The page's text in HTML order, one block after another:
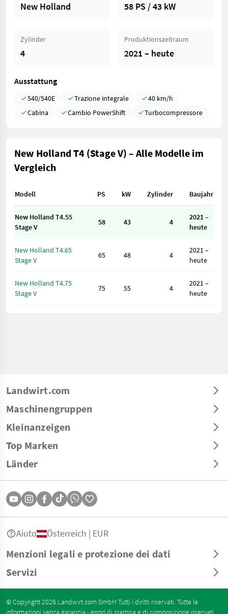
New Holland 58 PS / 43 kW
Zylinder
4
Produktionszeitraum
2021 – heute
Ausstattung
540/540E Trazione integrale
40 km/h
Cabina
Cambio PowerShift Turbocompressore
New Holland T4 (Stage V) – Alle Modelle im
Vergleich
Modell PS kW Zylinder Baujahr
New Holland T4.55
Stage V
58 43 4
2021 –
heute
New Holland T4.65
Stage V
65 48 4
2021 –
heute
New Holland T4.75
Stage V
75 55 4
2021 –
heute
Landwirt.com
Maschinengruppen
Kleinanzeigen
Top Marken
Länder
Menzioni legali e protezione dei dati
Servizi
Aiuto Österreich | EUR
© Copyright 2026 Landwirt.com GmbH Tutti i diritti riservati. Tutte le
informazioni senza garanzia - errori di stampa e di composizione riservati.